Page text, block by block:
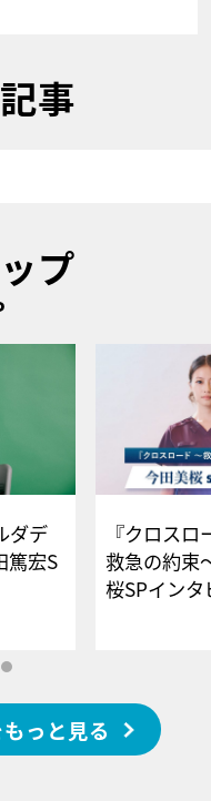
事
プ
ダデ
篤宏S
ー
『クロス
救急の約束
桜SPイ
っと見る